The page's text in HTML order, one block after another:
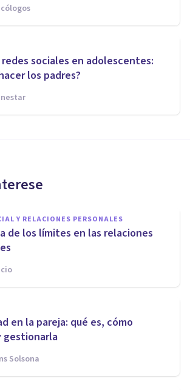
sociales en adolescentes:
los padres?
Y RELACIONES PERSONALES
de los límites en las relaciones
en la pareja: qué es, cómo
Solsona